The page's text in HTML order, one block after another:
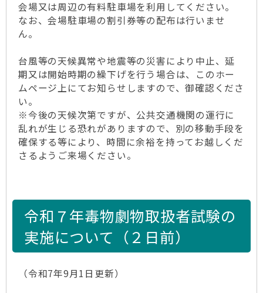
会場又は周辺の有料駐車場を利用してください。
なお、会場駐車場の割引券等の配布は行いませ
ん。
台風等の天候異常や地震等の災害により中止、延
期又は開始時期の繰下げを行う場合は、このホー
ムページ上にてお知らせしますので、御確認くださ
い。
※今後の天候次第ですが、公共交通機関の運行に
乱れが生じる恐れがありますので、別の移動手段を
確保する等により、時間に余裕を持ってお越しくだ
さるようご来場ください。
令和７年毒物劇物取扱者試験の
実施について（２日前）
（令和7年9月1日更新）